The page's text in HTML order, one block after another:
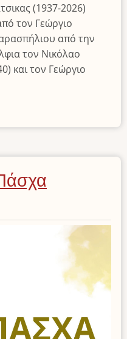
(1937-2026)
τον Γεώργιο
από την
τον Νικόλαο
και τον Γεώργιο